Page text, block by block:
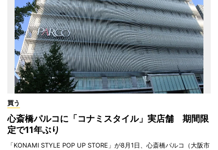
買う
心斎橋パルコに「コナミスタイル」実店舗 期間限
定で11年ぶり
「KONAMI STYLE POP UP STORE」が8月1日、心斎橋パルコ（大阪市